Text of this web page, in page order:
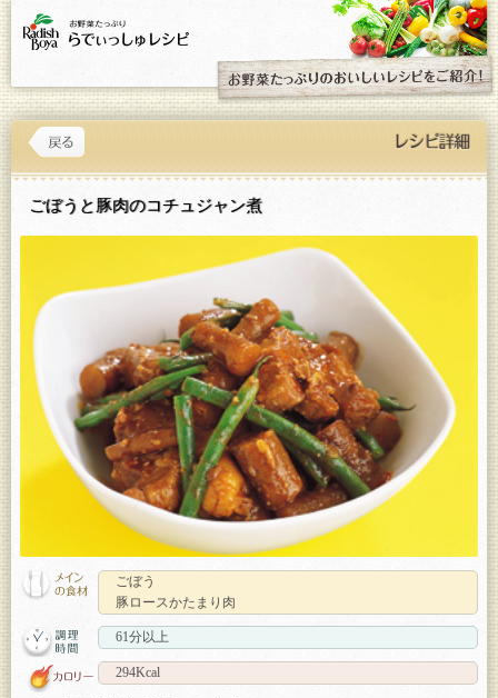
ごぼうと豚肉のコチュジャン煮
ごぼう
豚ロースかたまり肉
61分以上
294Kcal